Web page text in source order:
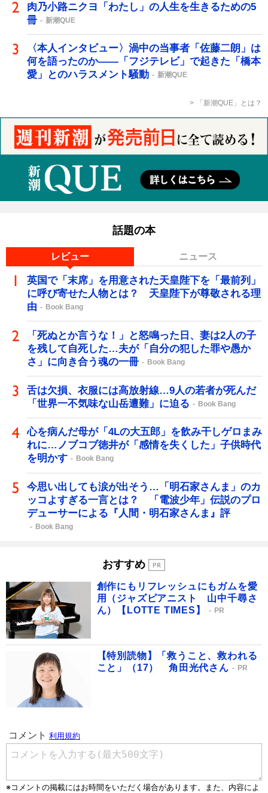
肉乃小路ニクヨ「わたし」の人生を生きるための5
冊
新潮QUE
〈本人インタビュー〉渦中の当事者「佐藤二朗」は
何を語ったのか――「フジテレビ」で起きた「橋本
愛」とのハラスメント騒動
新潮QUE
「新潮QUE」とは？
話題の本
レビュー ニュース
英国で「末席」を用意された天皇陛下を「最前列」
に呼び寄せた人物とは？ 天皇陛下が尊敬される理
由
Book Bang
「死ぬとか言うな！」と怒鳴った日、妻は2人の子
を残して自死した…夫が「自分の犯した罪や愚か
さ」に向き合う魂の一冊
Book Bang
舌は欠損、衣服には高放射線…9人の若者が死んだ
「世界一不気味な山岳遭難」に迫る
Book Bang
心を病んだ母が「4Lの大五郎」を飲み干しゲロまみ
れに…ノブコブ徳井が「感情を失くした」子供時代
を明かす
Book Bang
今思い出しても涙が出そう…「明石家さんま」のカ
ッコよすぎる一言とは？ 「電波少年」伝説のプロ
デューサーによる『人間・明石家さんま』評
Book Bang
おすすめ
創作にもリフレッシュにもガムを愛
用（ジャズピアニスト 山中千尋さ
ん）【LOTTE TIMES】
PR
【特別読物】「救うこと、救われる
こと」（17） 角田光代さん
PR